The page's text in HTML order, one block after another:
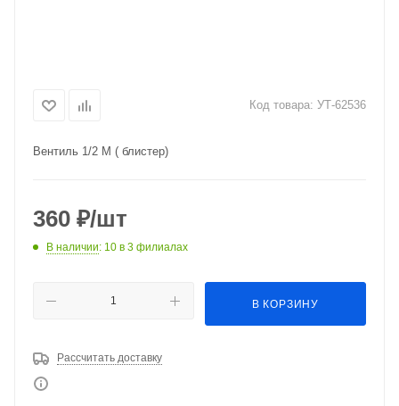
Код товара: УТ-62536
Вентиль 1/2 М ( блистер)
360 ₽/шт
В наличии: 10 в 3 филиалах
В КОРЗИНУ
Рассчитать доставку